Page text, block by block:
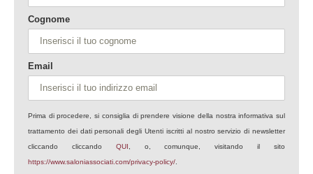
Cognome
Email
Prima di procedere, si consiglia di prendere visione della nostra informativa sul
trattamento dei dati personali degli Utenti iscritti al nostro servizio di newsletter
cliccando cliccando QUI , o, comunque, visitando il sito
https://www.saloniassociati.com/privacy-policy/